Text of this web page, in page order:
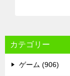
カテゴリー
ゲーム (906)